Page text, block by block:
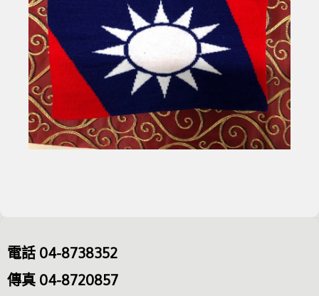
電話 04-8738352
傳真 04-8720857